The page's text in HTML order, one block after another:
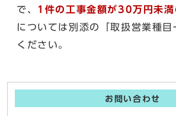
で、
1件の工事金額が30万 円未満
については別添の「取扱営業種目
ください。
お問い合わせ